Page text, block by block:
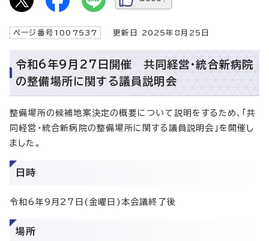
ページ番号1007537 更新日 2025年8月25日
令和6年9月27日開催 共同経営・統合新病院
の整備場所に関する議員説明会
整備場所の候補地案決定の概要について説明をするため、「共
同経営・統合新病院の整備場所に関する議員説明会」を開催し
ました。
日時
令和6年9月27日(金曜日)本会議終了後
場所